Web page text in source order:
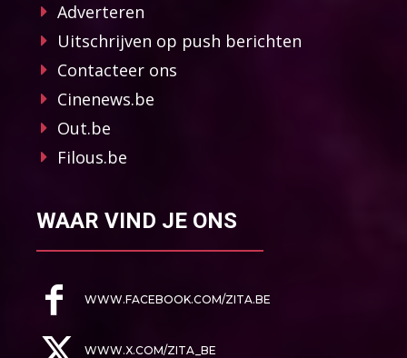
Adverteren
Uitschrijven op push berichten
Contacteer ons
Cinenews.be
Out.be
Filous.be
WAAR VIND JE ONS
WWW.FACEBOOK.COM/ZITA.BE
WWW.X.COM/ZITA_BE